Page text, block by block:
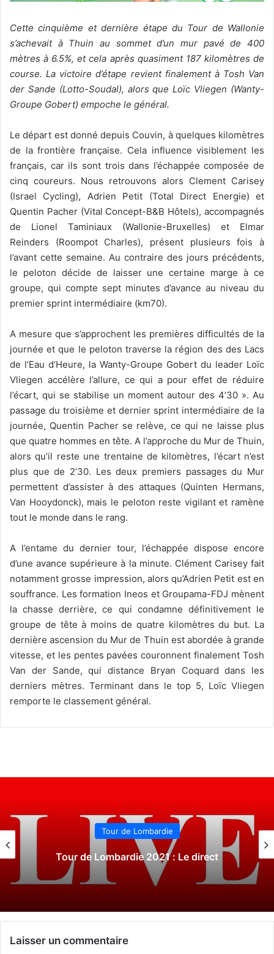
Cette cinquième et dernière étape du Tour de Wallonie
s’achevait à Thuin au sommet d’un mur pavé de 400
mètres à 6.5%, et cela après quasiment 187 kilomètres de
course. La victoire d’étape revient finalement à Tosh Van
der Sande (Lotto-Soudal), alors que Loïc Vliegen (Wanty-
Groupe Gobert) empoche le général.
Le départ est donné depuis Couvin, à quelques kilomètres
de la frontière française. Cela influence visiblement les
français, car ils sont trois dans l’échappée composée de
cinq coureurs. Nous retrouvons alors Clement Carisey
(Israel Cycling), Adrien Petit (Total Direct Energie) et
Quentin Pacher (Vital Concept-B&B Hôtels), accompagnés
de Lionel Taminiaux (Wallonie-Bruxelles) et Elmar
Reinders (Roompot Charles), présent plusieurs fois à
l’avant cette semaine. Au contraire des jours précédents,
le peloton décide de laisser une certaine marge à ce
groupe, qui compte sept minutes d’avance au niveau du
premier sprint intermédiaire (km70).
A mesure que s’approchent les premières difficultés de la
journée et que le peloton traverse la région des des Lacs
de l’Eau d’Heure, la Wanty-Groupe Gobert du leader Loïc
Vliegen accélère l’allure, ce qui a pour effet de réduire
l’écart, qui se stabilise un moment autour des 4’30 ». Au
passage du troisième et dernier sprint intermédiaire de la
journée, Quentin Pacher se relève, ce qui ne laisse plus
que quatre hommes en tête. A l’approche du Mur de Thuin,
alors qu’il reste une trentaine de kilomètres, l’écart n’est
plus que de 2’30. Les deux premiers passages du Mur
permettent d’assister à des attaques (Quinten Hermans,
Van Hooydonck), mais le peloton reste vigilant et ramène
tout le monde dans le rang.
A l’entame du dernier tour, l’échappée dispose encore
d’une avance supérieure à la minute. Clément Carisey fait
notamment grosse impression, alors qu’Adrien Petit est en
souffrance. Les formation Ineos et Groupama-FDJ mènent
la chasse derrière, ce qui condamne définitivement le
groupe de tête à moins de quatre kilomètres du but. La
dernière ascension du Mur de Thuin est abordée à grande
vitesse, et les pentes pavées couronnent finalement Tosh
Van der Sande, qui distance Bryan Coquard dans les
derniers mètres. Terminant dans le top 5, Loïc Vliegen
remporte le classement général.
Tour de Lombardie
Tour de Lombardie 2021 : Le direct
Laisser un commentaire